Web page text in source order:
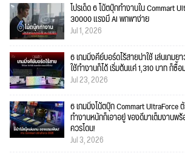
โปรเด็ด 6 โน้ตบุ๊กทำงานใน Commart
30000 แรงมี AI พกพาง่าย
Jul 1, 2026
6 เกมมิ่งคีย์บอร์ดไร้สายน่าใช้ เล่นเกมย
ใช้ทำงานก็ได้ เริ่มต้นแค่ 1,310 บาท ก็ซื้อ
Jul 23, 2026
6 เกมมิ่งโน้ตบุ๊ก Commart UltraForce
ทำงานหนักก็เอาอยู่ ของดีมาเต็มงานพร้
ควรโดน!
Jul 3, 2026